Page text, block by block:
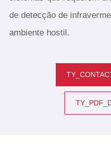
de detecção de
ambiente hostil.